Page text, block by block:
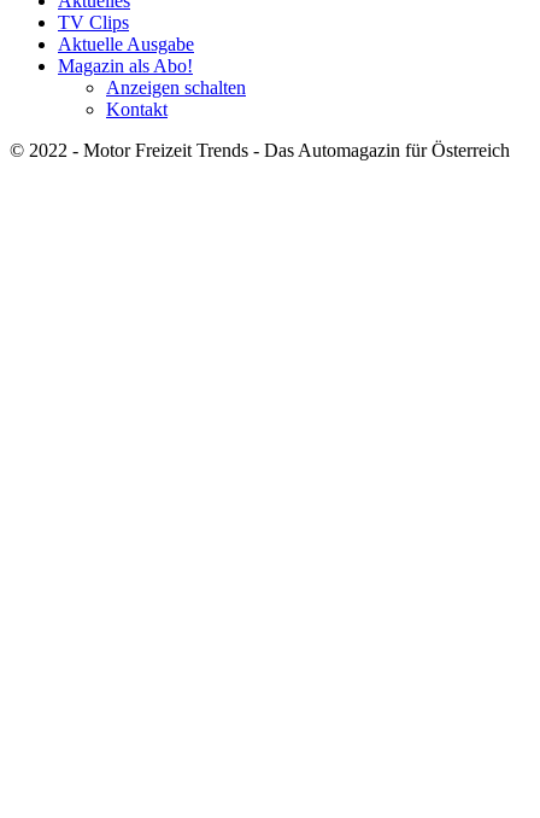
TV Clips
Aktuelle Ausgabe
Magazin als Abo!
Anzeigen schalten
Kontakt
© 2022 - Motor Freizeit Trends - Das Automagazin für Österreich